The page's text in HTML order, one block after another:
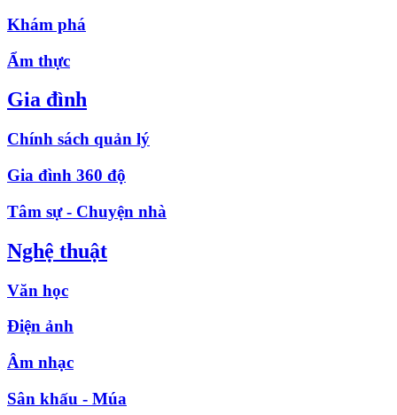
Khám phá
Ẩm thực
Gia đình
Chính sách quản lý
Gia đình 360 độ
Tâm sự - Chuyện nhà
Nghệ thuật
Văn học
Điện ảnh
Âm nhạc
Sân khấu - Múa